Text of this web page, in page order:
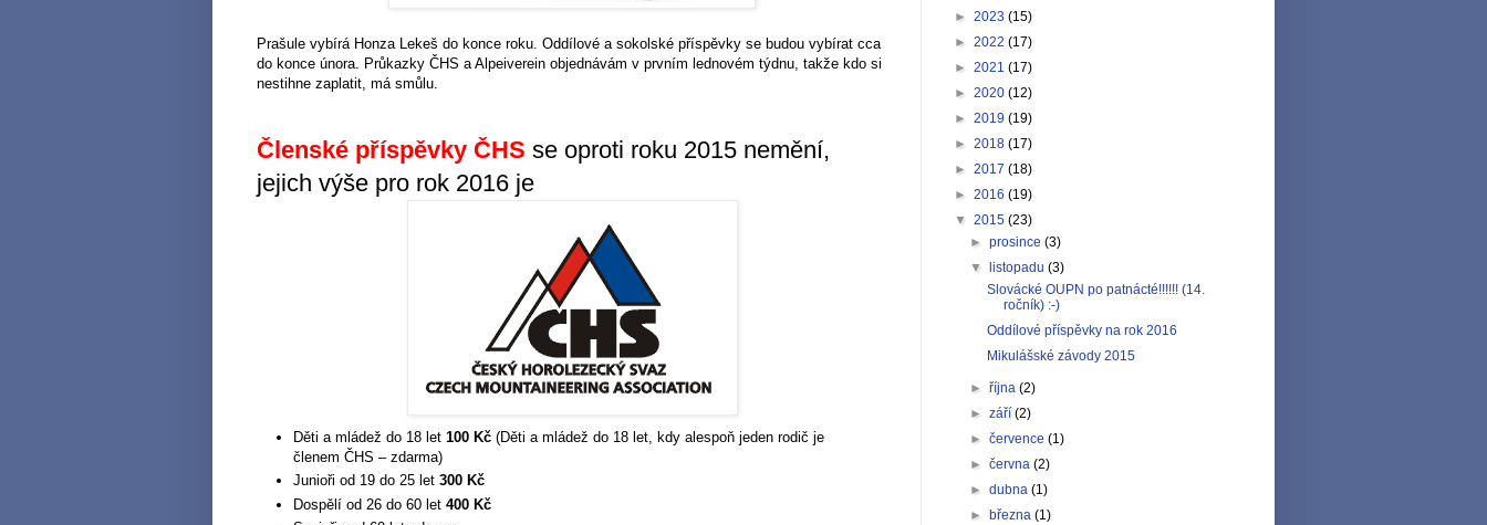
Prašule vybírá Honza Lekeš do konce roku. Oddílové a sokolské příspěvky se budou vybírat cca
do konce února. Průkazky ČHS a Alpeiverein objednávám v prvním lednovém týdnu, takže kdo si
nestihne zaplatit, má smůlu.
Členské příspěvky ČHS se oproti roku 2015 nemění,
jejich výše pro rok 2016 je
Děti a mládež do 18 let 100 Kč (Děti a mládež do 18 let, kdy alespoň jeden rodič je
členem ČHS – zdarma)
Junioři od 19 do 25 let 300 Kč
Dospělí od 26 do 60 let 400 Kč
► 2023 (15)
► 2022 (17)
► 2021 (17)
► 2020 (12)
► 2019 (19)
► 2018 (17)
► 2017 (18)
► 2016 (19)
▼ 2015 (23)
►prosince(3)
▼listopadu(3)
Slovácké OUPN po patnácté!!!!!! (14.
ročník) :-)
Oddílové příspěvky na rok 2016
Mikulášské závody 2015
►října(2)
►září(2)
►července(1)
►června(2)
►dubna(1)
►března(1)